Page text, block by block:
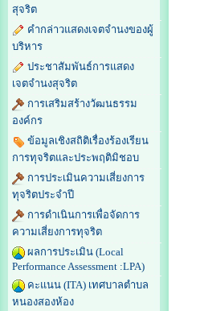
สุจริต
คำกล่าวแสดงเจตจำนงของผู้
บริหาร
ประชาสัมพันธ์การแสดง
เจตจำนงสุจริต
การเสริมสร้างวัฒนธรรม
องค์กร
ข้อมูลเชิงสถิติเรื่องร้องเรียน
การทุจริตและประพฤติมิชอบ
การประเมินความเสี่ยงการ
ทุจริตประจำปี
การดำเนินการเพื่อจัดการ
ความเสี่ยงการทุจริต
ผลการประเมิน (Local
Performance Assessment :LPA)
คะแนน (ITA) เทศบาลตำบล
หนองสองห้อง